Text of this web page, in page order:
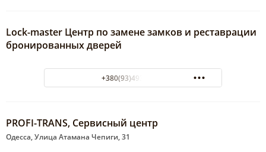
Lock-master Центр по замене замков и реставрации
бронированных дверей
+380(93)493-03-38
PROFI-TRANS, Сервисный центр
Одесса, Улица Атамана Чепиги, 31